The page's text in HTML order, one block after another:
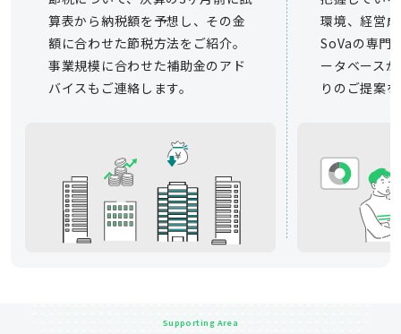
算表から納税額を予想し、その金
額に合わせた節税方法をご紹介。
事業規模に合わせた補助金のアド
バイスもご連絡します。
環境、経営
SoVaの専門
ータベース
りのご提案
Supporting Area